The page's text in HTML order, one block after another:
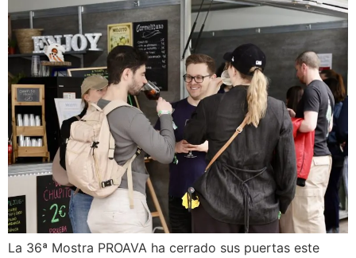
La 36ª Mostra PROAVA ha cerrado sus puertas este